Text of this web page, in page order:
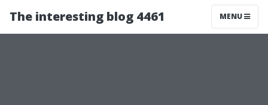
The interesting blog 4461 MENU